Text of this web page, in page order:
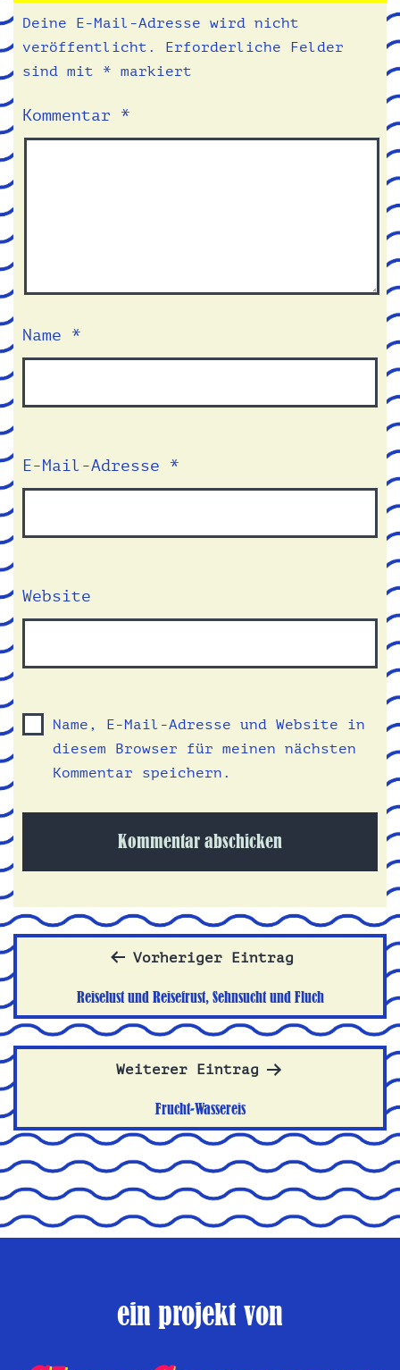
Deine E-Mail-Adresse wird nicht
veröffentlicht.
Erforderliche Felder
sind mit * markiert
Kommentar *
Name *
E-Mail-Adresse *
Website
Name, E-Mail-Adresse und Website in
diesem Browser für meinen nächsten
Kommentar speichern.
Beitragsnavigation
Vorheriger Eintrag
Reiselust und Reisefrust, Sehnsucht und Fluch
Weiterer Eintrag
Frucht-Wassereis
ein projekt von